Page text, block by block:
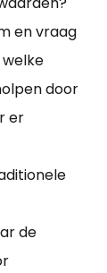
en vraag
door
er
de